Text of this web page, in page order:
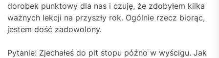
dorobek punktowy dla nas i czuję, że zdobyłem kilka
ważnych lekcji na przyszły rok. Ogólnie rzecz biorąc,
jestem dość zadowolony.
Pytanie: Zjechałeś do pit stopu późno w wyścigu. Jak